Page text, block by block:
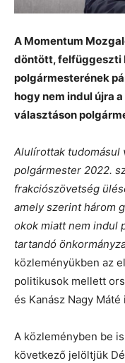
A Momentum
döntött, felfüggeszti
polgármesterének
hogy nem indul újra
választáson
Alulírottak tudomásul
polgármester 2022.
frakciószövetség
amely szerint három
okok miatt nem indul
tartandó
közleményükben az
politikusok mellett
és Kanász Nagy
A közleményben be
következő jelöltjük